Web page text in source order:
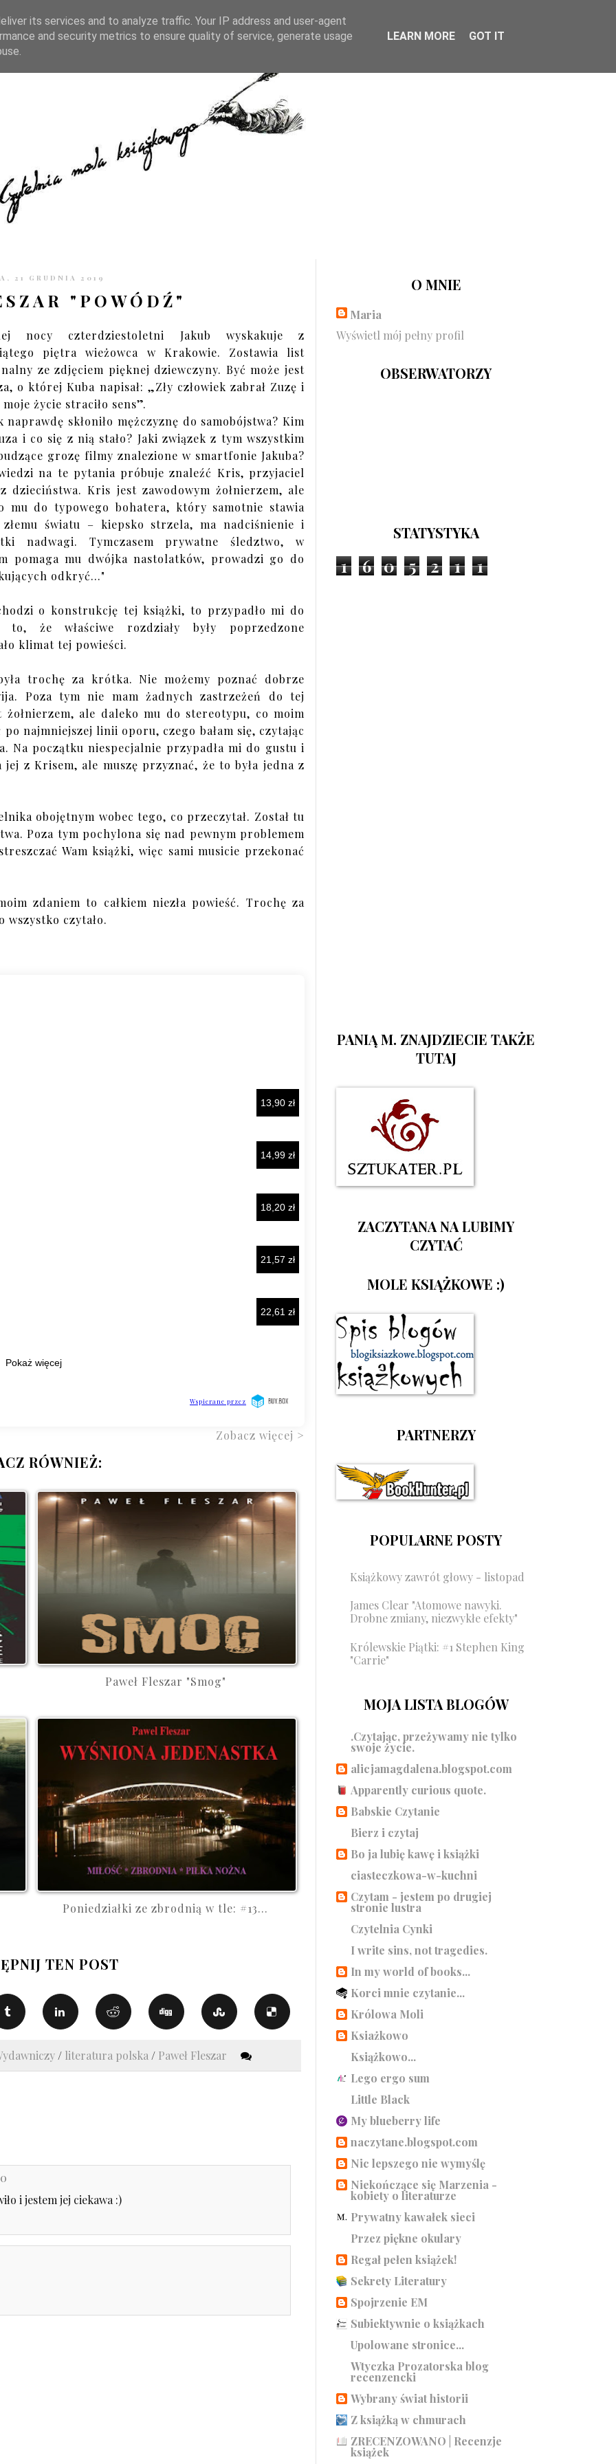
KONTAKT CZYTELNIA PO GODZINACH
21 GRUDNIA 2019
"POWÓDŹ"
nocy czterdziestoletni Jakub wyskakuje z
piętra wieżowca w Krakowie. Zostawia list
ze zdjęciem pięknej dziewczyny. Być może jest
o której Kuba napisał: „Zły człowiek zabrał Zuzę i
życie straciło sens”.
naprawdę skłoniło mężczyznę do samobójstwa? Kim
i co się z nią stało? Jaki związek z tym wszystkim
grozę filmy znalezione w smartfonie Jakuba?
na te pytania próbuje znaleźć Kris, przyjaciel
dzieciństwa. Kris jest zawodowym żołnierzem, ale
mu do typowego bohatera, który samotnie stawia
złemu światu – kiepsko strzela, ma nadciśnienie i
nadwagi. Tymczasem prywatne śledztwo, w
pomaga mu dwójka nastolatków, prowadzi go do
odkryć…"
o konstrukcję tej książki, to przypadło mi do
to, że właściwe rozdziały były poprzedzone
klimat tej powieści.
trochę za krótka. Nie możemy poznać dobrze
Poza tym nie mam żadnych zastrzeżeń do tej
ale daleko mu do stereotypu, co moim
najmniejszej linii oporu, czego bałam się, czytając
Na początku niespecjalnie przypadła mi do gustu i
z Krisem, ale muszę przyznać, że to była jedna z
obojętnym wobec tego, co przeczytał. Został tu
Poza tym pochylona się nad pewnym problemem
Wam książki, więc sami musicie przekonać
zdaniem to całkiem niezła powieść. Trochę za
czytało.
Zobacz więcej >
RÓWNIEŻ:
Paweł Fleszar "Smog"
Poniedziałki ze zbrodnią w tle: #13...
TEN POST
/ literatura polska / Paweł Fleszar
i jestem jej ciekawa :)
O MNIE
Maria
Wyświetl mój pełny profil
OBSERWATORZY
STATYSTYKA
1 6 0 5 2 1 1
PANIĄ M. ZNAJDZIECIE TAKŻE
TUTAJ
ZACZYTANA NA LUBIMY
CZYTAĆ
MOLE KSIĄŻKOWE :)
PARTNERZY
POPULARNE POSTY
Książkowy zawrót głowy - listopad
James Clear "Atomowe nawyki.
Drobne zmiany, niezwykłe efekty"
Królewskie Piątki: #1 Stephen King
"Carrie"
MOJA LISTA BLOGÓW
.Czytając, przeżywamy nie tylko
swoje życie.
alicjamagdalena.blogspot.com
Apparently curious quote.
Babskie Czytanie
Bierz i czytaj
Bo ja lubię kawę i książki
ciasteczkowa-w-kuchni
Czytam - jestem po drugiej
stronie lustra
Czytelnia Cynki
I write sins, not tragedies.
In my world of books...
Korci mnie czytanie...
Królowa Moli
Ksiażkowo
Książkowo...
Lego ergo sum
Little Black
My blueberry life
naczytane.blogspot.com
Nic lepszego nie wymyślę
Niekończące się Marzenia -
kobiety o literaturze
Prywatny kawałek sieci
Przez piękne okulary
Regał pełen książek!
Sekrety Literatury
Spojrzenie EM
Subiektywnie o książkach
Upolowane stronice...
Wtyczka Prozatorska blog
recenzencki
Wybrany świat historii
Z książką w chmurach
ZRECENZOWANO | Recenzje
książek
its services and to analyze traffic. Your IP address and user-agent
and security metrics to ensure quality of service, generate usage
LEARN MORE GOT IT